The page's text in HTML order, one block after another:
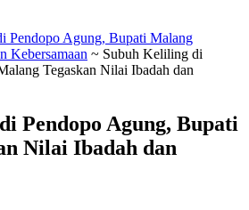
Pendopo Agung, Bupati Malang
Kebersamaan ~ Subuh Keliling di
Tegaskan Nilai Ibadah dan
Pendopo Agung, Bupati
Nilai Ibadah dan